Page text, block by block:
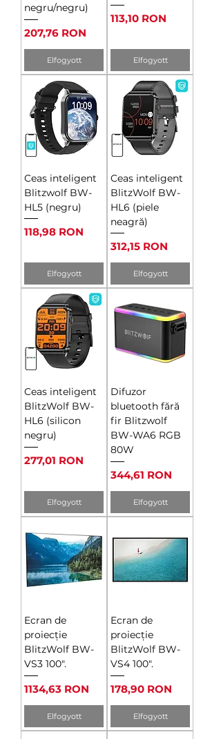
negru/negru)
Ár
207,76 RON
Elfogyott
Ár
113,10 RON
Elfogyott
Ceas inteligent
Blitzwolf BW-
HL5 (negru)
Ár
118,98 RON
Elfogyott
Ceas inteligent
BlitzWolf BW-
HL6 (piele
neagră)
Ár
312,15 RON
Elfogyott
Ceas inteligent
BlitzWolf BW-
HL6 (silicon
negru)
Ár
277,01 RON
Elfogyott
Difuzor
bluetooth fără
fir Blitzwolf
BW-WA6 RGB
80W
Ár
344,61 RON
Elfogyott
Ecran de
proiecție
BlitzWolf BW-
VS3 100".
Ár
1134,63 RON
Elfogyott
Ecran de
proiecție
BlitzWolf BW-
VS4 100".
Ár
178,90 RON
Elfogyott